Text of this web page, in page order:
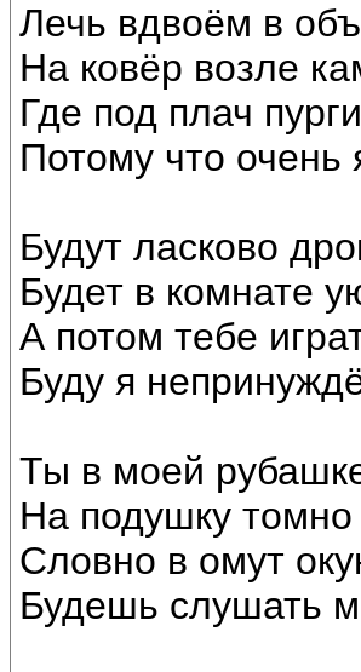
Лечь вдвоём в
На ковёр возле
Где под плач
Потому что
Будут ласково
Будет в комнате
А потом тебе
Буду я
Ты в моей
На подушку томно
Словно в омут
Будешь слушать